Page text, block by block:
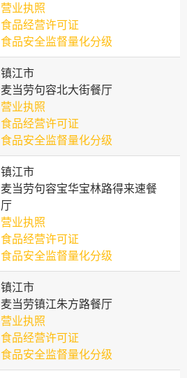
营业执照
食品经营许可证
食品安全监督量化分级
镇江市
麦当劳句容北大街餐厅
营业执照
食品经营许可证
食品安全监督量化分级
镇江市
麦当劳句容宝华宝林路得来速餐
厅
营业执照
食品经营许可证
食品安全监督量化分级
镇江市
麦当劳镇江朱方路餐厅
营业执照
食品经营许可证
食品安全监督量化分级